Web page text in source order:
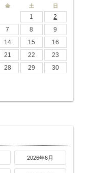
金 土 日
1
2
7 8
9
14 15
16
21 22
23
28 29
30
2026年6月